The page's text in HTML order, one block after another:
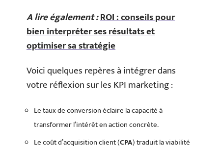
A lire également :ROI : conseils pour
bien interpréter ses résultats et
optimiser sa stratégie
Voici quelques repères à intégrer dans
votre réflexion sur les KPI marketing :
Le taux de conversion éclaire la capacité à
transformer l’intérêt en action concrète.
Le coût d’acquisition client (CPA) traduit la viabilité